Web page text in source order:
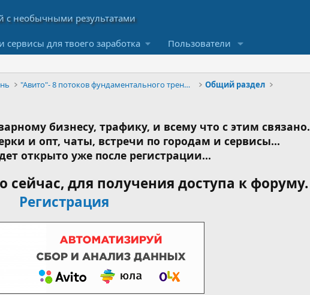
сервисы для твоего заработка Пользователи
"Авито"- 8 потоков фундаментального тренинга Общий раздел
бизнесу, трафику, и всему что с этим связано.
и опт, чаты, встречи по городам и сервисы...
открыто уже после регистрации...
сейчас, для получения доступа к форуму.
Регистрация